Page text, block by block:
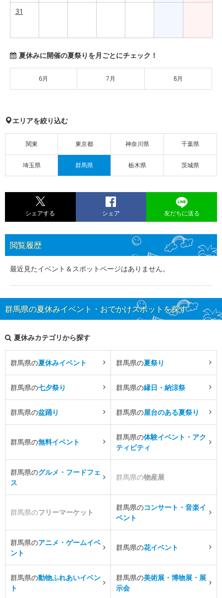
31
夏休みに開催の夏祭りを月ごとにチェック！
6月 7月 8月
エリアを絞り込む
関東 東京都 神奈川県 千葉県
埼玉県 群馬県 栃木県 茨城県
シェアする シェア 友だちに送る
閲覧履歴
最近見たイベント＆スポットページはありません。
群馬県の夏休みイベント・おでかけスポットを探す
夏休みカテゴリから探す
群馬県の夏休みイベント 群馬県の夏祭り
群馬県の七夕祭り 群馬県の縁日・納涼祭
群馬県の盆踊り 群馬県の屋台のある夏祭り
群馬県の無料イベント
群馬県の体験イベント・アク
ティビティ
群馬県のグルメ・フードフェ
ス
群馬県の物産展
群馬県のフリーマーケット
群馬県のコンサート・音楽イ
ベント
群馬県のアニメ・ゲームイベ
ント
群馬県の花イベント
群馬県の動物ふれあいイベン
ト
群馬県の美術展・博物展・展
示会